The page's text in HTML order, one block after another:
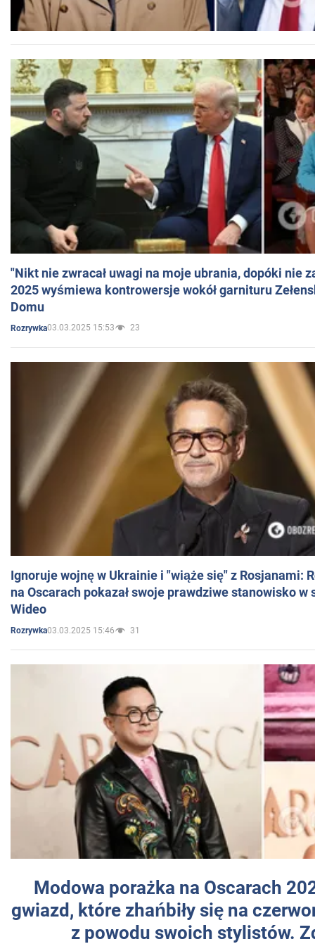
"Nikt nie zwracał uwagi na moje ubrania, dopóki nie
2025 wyśmiewa kontrowersje wokół garnituru
Domu
Rozrywka03.03.2025 15:53 23
Ignoruje wojnę w Ukrainie i "wiąże się" z Rosjanami:
na Oscarach pokazał swoje prawdziwe stanowisko w
Wideo
Rozrywka03.03.2025 15:46 31
Modowa porażka na Oscarach
gwiazd, które zhańbiły się na
z powodu swoich stylistów.